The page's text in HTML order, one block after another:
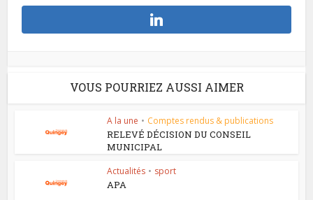
VOUS POURRIEZ AUSSI AIMER
A la une • Comptes rendus & publications
RELEVÉ DÉCISION DU CONSEIL
MUNICIPAL
Actualités • sport
APA